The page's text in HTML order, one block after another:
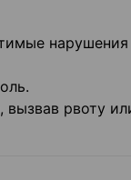
нарушения
вызвав рвоту